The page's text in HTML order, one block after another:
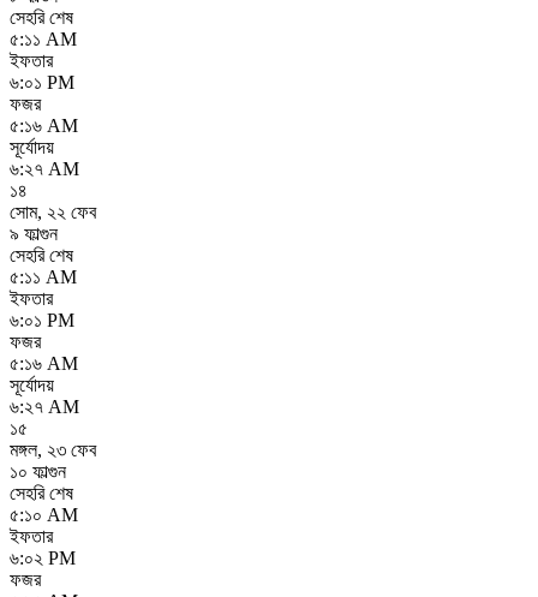
সেহরি শেষ
৫:১১ AM
ইফতার
৬:০১ PM
ফজর
৫:১৬ AM
সূর্যোদয়
৬:২৭ AM
১৪
সোম, ২২ ফেব
৯ ফাল্গুন
সেহরি শেষ
৫:১১ AM
ইফতার
৬:০১ PM
ফজর
৫:১৬ AM
সূর্যোদয়
৬:২৭ AM
১৫
মঙ্গল, ২৩ ফেব
১০ ফাল্গুন
সেহরি শেষ
৫:১০ AM
ইফতার
৬:০২ PM
ফজর